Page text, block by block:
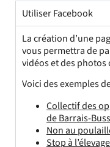
Utiliser Facebook
La création d’une
vous permettra de
vidéos et des photos
Voici des exemples
Collectif des
de Barrais-
Non au
Stop à